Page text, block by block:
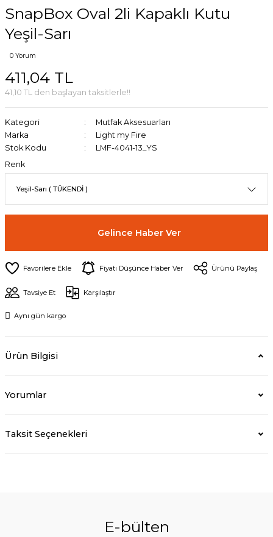
SnapBox Oval 2li Kapaklı Kutu
Yeşil-Sarı
0 Yorum
411,04 TL
41,10 TL den başlayan taksitlerle!!
Kategori
Mutfak Aksesuarları
Marka
Light my Fire
Stok Kodu
LMF-4041-13_YS
Renk
Gelince Haber Ver
Fiyatı Düşünce Haber Ver Ürünü Paylaş
Tavsiye Et Karşılaştır
Aynı gün kargo
Ürün Bilgisi
Yorumlar
Taksit Seçenekleri
E-bülten